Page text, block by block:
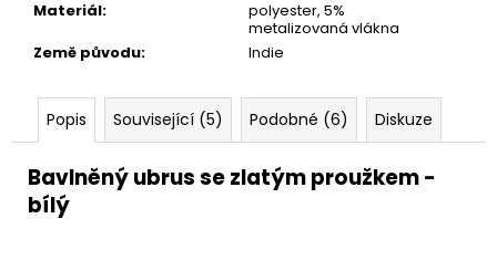
Materiál:
polyester, 5%
metalizovaná vlákna
Země původu: Indie
Popis Související (5) Podobné (6) Diskuze
Bavlněný ubrus se zlatým proužkem -
bílý